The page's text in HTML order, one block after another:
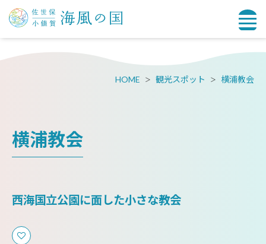
HOME 観光スポット 横浦教会
横浦教会
西海国立公園に面した小さな教会